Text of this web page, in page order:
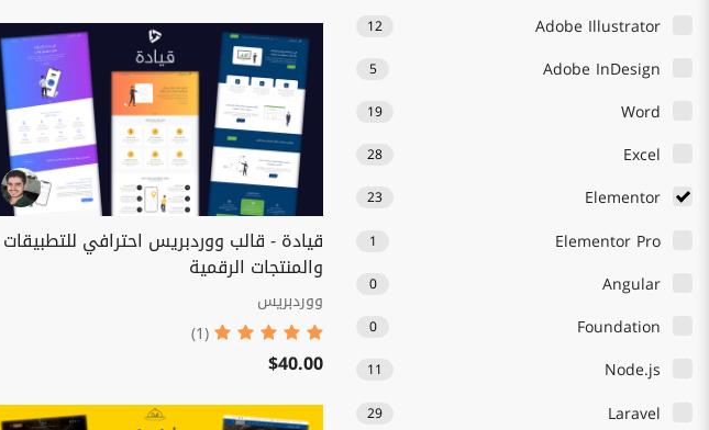
Adobe Illustrator
12
Adobe InDesign
5
Word
19
Excel
28
Elementor
23
Elementor Pro
1
Angular
0
Foundation
0
Node.js
11
Laravel
29
قيادة - قالب ووردبريس احترافي للتطبيقات
والمنتجات الرقمية
ووردبريس
(1)
$40.00